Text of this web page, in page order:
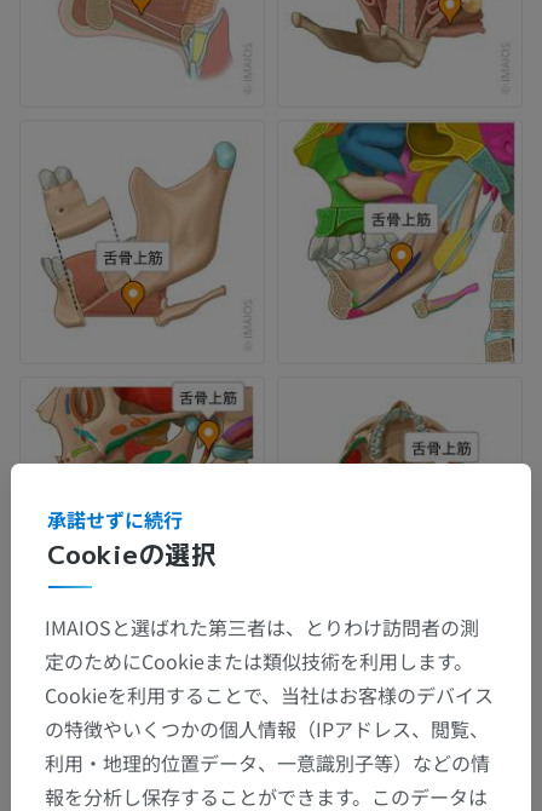
Cookieの選択
承諾せずに続行
IMAIOSと選ばれた第三者は、とりわけ訪問者の測
定のためにCookieまたは類似技術を利用します。
Cookieを利用することで、当社はお客様のデバイス
の特徴やいくつかの個人情報（IPアドレス、閲覧、
利用・地理的位置データ、一意識別子等）などの情
報を分析し保存することができます。このデータは